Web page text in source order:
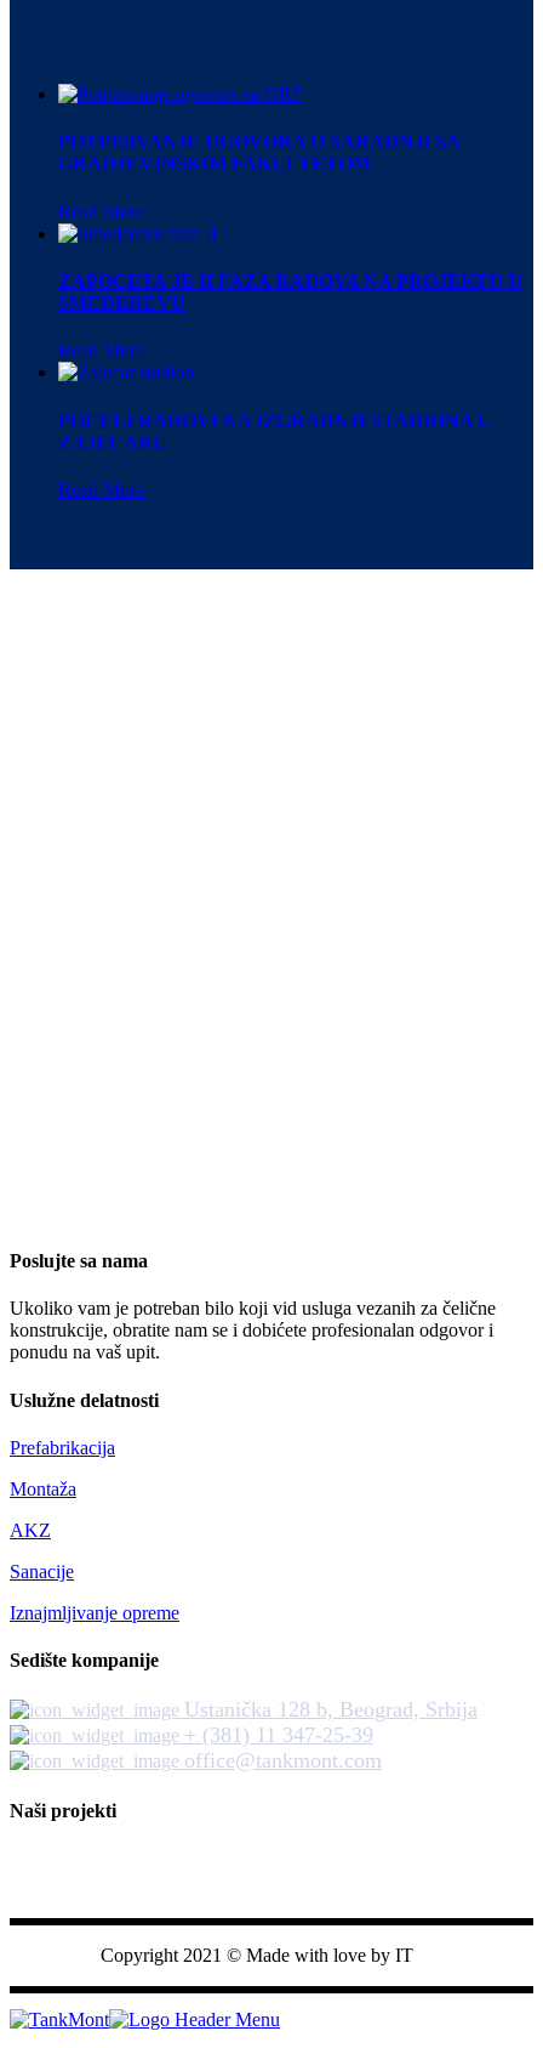
POTPISIVANJE UGOVORA O SARADNJI SA
GRADJEVINSKIM FAKULTETOM
Read More
ZAPOCETA JE II FAZA RADOVA NA PROJEKTU U
SMEDEREVU
Read More
POCELI RADOVI NA IZGRADNJI STADIONA U
ZAJECARU
Read More
Poslujte sa nama
Ukoliko vam je potreban bilo koji vid usluga vezanih za čelične
konstrukcije, obratite nam se i dobićete profesionalan odgovor i
ponudu na vaš upit.
Uslužne delatnosti
Prefabrikacija
Montaža
AKZ
Sanacije
Iznajmljivanje opreme
Sedište kompanije
Ustanička 128 b, Beograd, Srbija
+ (381) 11 347-25-39
office@tankmont.com
Naši projekti
Copyright 2021 © Made with love by IT